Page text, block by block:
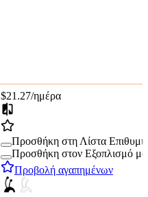
$21.27/ημέρα
Προσθήκη στη Λίστα
Προσθήκη στον Εξοπλισμό
Προβολή αγαπημένων